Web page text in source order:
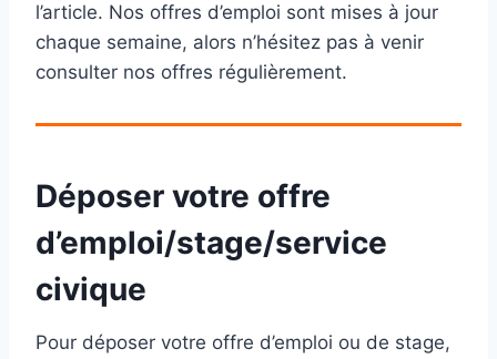
l’article. Nos offres d’emploi sont mises à jour
chaque semaine, alors n’hésitez pas à venir
consulter nos offres régulièrement.
Déposer votre offre
d’emploi/stage/service
civique
Pour déposer votre offre d’emploi ou de stage,